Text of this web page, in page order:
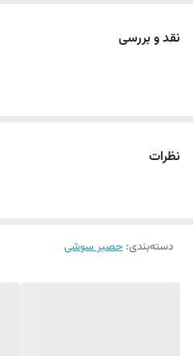
نقد و بررسی
نظرات
دسته‌بندی: حصیر سوشی